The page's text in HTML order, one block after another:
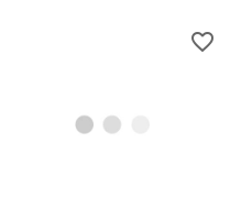
favorite_border